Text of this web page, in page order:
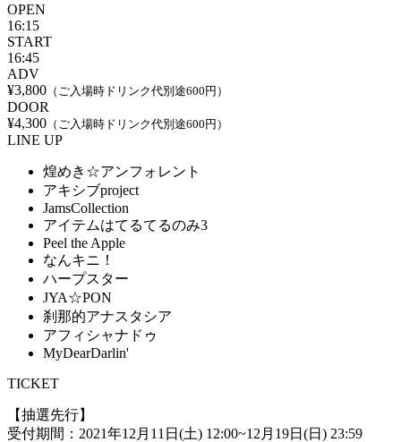
OPEN
16:15
START
16:45
ADV
¥3,800 （ご入場時ドリンク代別途600円）
DOOR
¥4,300 （ご入場時ドリンク代別途600円）
LINE UP
煌めき☆アンフォレント
アキシブproject
JamsCollection
アイテムはてるてるのみ3
Peel the Apple
なんキニ！
ハープスター
JYA☆PON
刹那的アナスタシア
アフィシャナドゥ
MyDearDarlin'
TICKET
【抽選先行】
受付期間：2021年12月11日(土) 12:00~12月19日(日) 23:59